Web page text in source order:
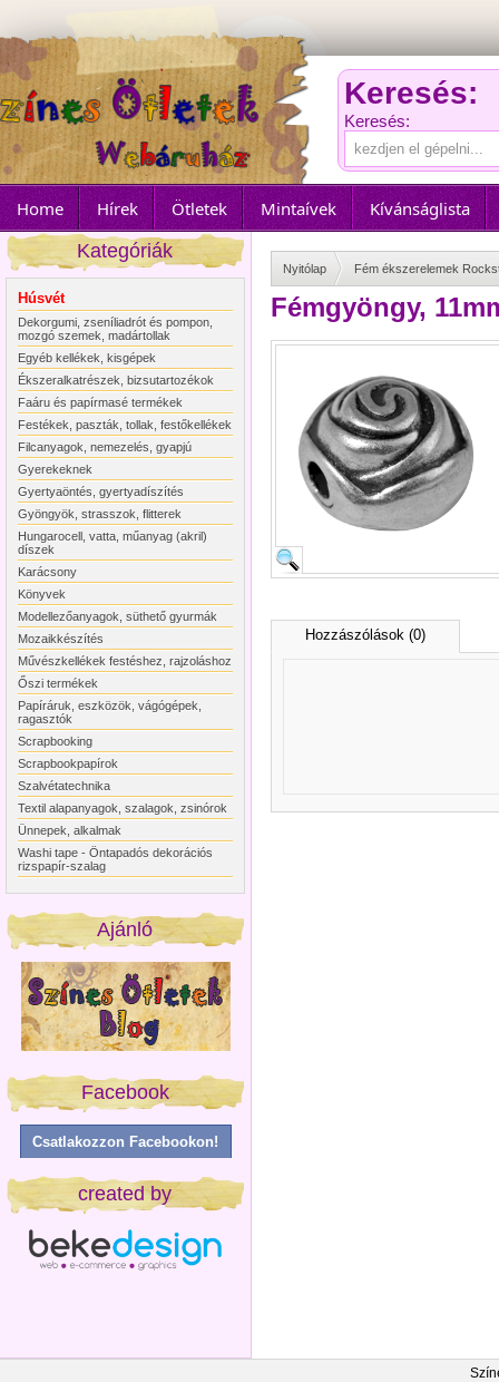
Keresés:
Keresés:
Home Hírek Ötletek Mintaívek
Kívánságlista
Kategóriák
Húsvét
Dekorgumi, zseníliadrót és pompon,
mozgó szemek, madártollak
Egyéb kellékek, kisgépek
Ékszeralkatrészek, bizsutartozékok
Faáru és papírmasé termékek
Festékek, paszták, tollak, festőkellékek
Filcanyagok, nemezelés, gyapjú
Gyerekeknek
Gyertyaöntés, gyertyadíszítés
Gyöngyök, strasszok, flitterek
Hungarocell, vatta, műanyag (akril)
díszek
Karácsony
Könyvek
Modellezőanyagok, süthető gyurmák
Mozaikkészítés
Művészkellékek festéshez, rajzoláshoz
Őszi termékek
Papíráruk, eszközök, vágógépek,
ragasztók
Scrapbooking
Scrapbookpapírok
Szalvétatechnika
Textil alapanyagok, szalagok, zsinórok
Ünnepek, alkalmak
Washi tape - Öntapadós dekorációs
rizspapír-szalag
Ajánló
Facebook
Csatlakozzon Facebookon!
created by
Nyitólap Fém ékszerelemek
Fémgyöngy,
Hozzászólások (0)